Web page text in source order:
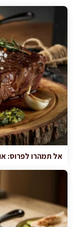
אל תמהרו לפרוס: